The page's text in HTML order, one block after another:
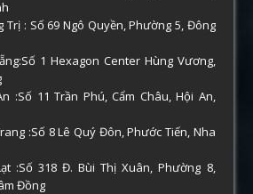
Trị : Số 69 Ngô Quyền, Phường 5, Đông
1 Hexagon Center Hùng Vương,
:Số 11 Trần Phú, Cẩm Châu, Hội An,
:Số 8 Lê Quý Đôn, Phước Tiến, Nha
:Số 318 Đ. Bùi Thị Xuân, Phường 8,
Đồng